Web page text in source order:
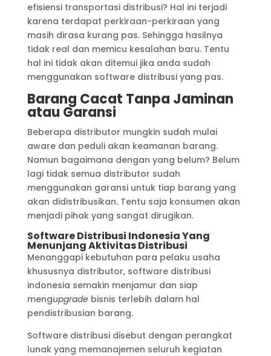
efisiensi transportasi distribusi? Hal ini terjadi
karena terdapat perkiraan-perkiraan yang
masih dirasa kurang pas. Sehingga hasilnya
tidak real dan memicu kesalahan baru. Tentu
hal ini tidak akan ditemui jika anda sudah
menggunakan software distribusi yang pas.
Barang Cacat Tanpa Jaminan
atau Garansi
Beberapa distributor mungkin sudah mulai
aware dan peduli akan keamanan barang.
Namun bagaimana dengan yang belum? Belum
lagi tidak semua distributor sudah
menggunakan garansi untuk tiap barang yang
akan didistribusikan. Tentu saja konsumen akan
menjadi pihak yang sangat dirugikan.
Software Distribusi Indonesia Yang
Menunjang Aktivitas Distribusi
Menanggapi kebutuhan para pelaku usaha
khususnya distributor, software distribusi
indonesia semakin menjamur dan siap
mengupgrade bisnis terlebih dalam hal
pendistribusian barang.
Software distribusi disebut dengan perangkat
lunak yang memanajemen seluruh kegiatan